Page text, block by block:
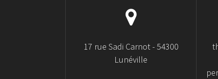
17 rue Sadi Carnot - 54300
Lunéville